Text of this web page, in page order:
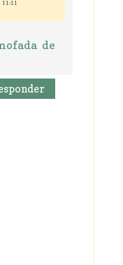
11:11
de